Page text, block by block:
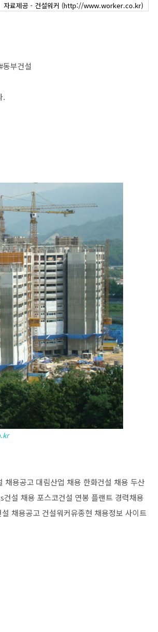
자료제공 - 건설워커 (http://www.worker.co.kr)
부건설
.
용공고 대림산업 채용 한화건설 채용 두산
설 채용 포스코건설 연봉 플랜트 경력채용
채용공고 건설워커유종현 채용정보 사이트